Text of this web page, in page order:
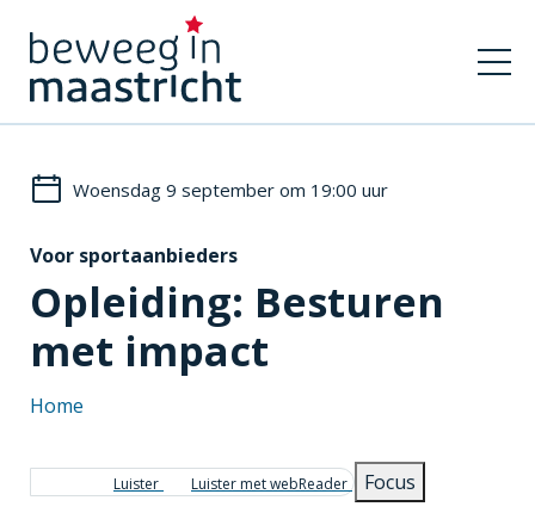
Woensdag 9 september om 19:00 uur
Voor sportaanbieders
Opleiding: Besturen
met impact
Kruimelpad
Home
Luister Luister met webReader Focus